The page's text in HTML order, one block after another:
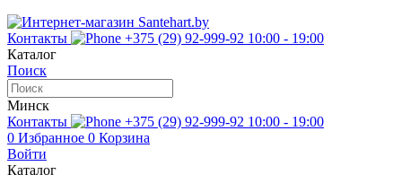
Контакты +375 (29) 92-999-92 10:00 - 19:00
Каталог
Поиск
Минск
Контакты
+375 (29) 92-999-92 10:00 - 19:00
0 Избранное 0 Корзина
Войти
Каталог